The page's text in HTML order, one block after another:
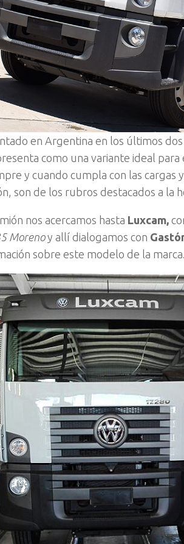
en Argentina en los últimos
como una variante ideal
y cuando cumpla con las cargas
son de los rubros destacados a la
nos acercamos hasta Luxcam,
Morenoy allí dialogamos con
sobre este modelo de la marca.